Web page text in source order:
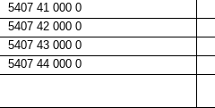
5407 41 000 0
5407 42 000 0
5407 43 000 0
5407 44 000 0